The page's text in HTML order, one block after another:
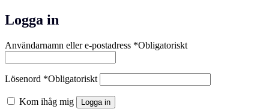
Logga in
Användarnamn eller e-postadress *Obligatoriskt
Lösenord *Obligatoriskt
Kom ihåg mig Logga in